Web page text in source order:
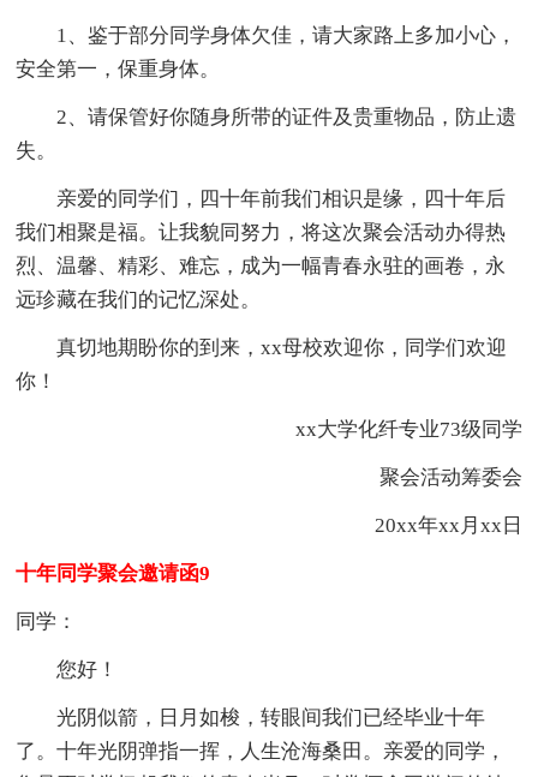
1、鉴于部分同学身体欠佳，请大家路上多加小心，
安全第一，保重身体。
2、请保管好你随身所带的证件及贵重物品，防止遗
失。
亲爱的同学们，四十年前我们相识是缘，四十年后
我们相聚是福。让我貌同努力，将这次聚会活动办得热
烈、温馨、精彩、难忘，成为一幅青春永驻的画卷，永
远珍藏在我们的记忆深处。
真切地期盼你的到来，xx母校欢迎你，同学们欢迎
你！
xx大学化纤专业73级同学
聚会活动筹委会
20xx年xx月xx日
十年同学聚会邀请函9
同学：
您好！
光阴似箭，日月如梭，转眼间我们已经毕业十年
了。十年光阴弹指一挥，人生沧海桑田。亲爱的同学，